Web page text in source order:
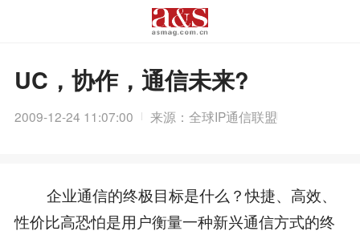
UC，协作，通信未来?
2009-12-24 11:07:00 来源：全球IP通信联盟
企业通信的终极目标是什么？快捷、高效、
性价比高恐怕是用户衡量一种新兴通信方式的终